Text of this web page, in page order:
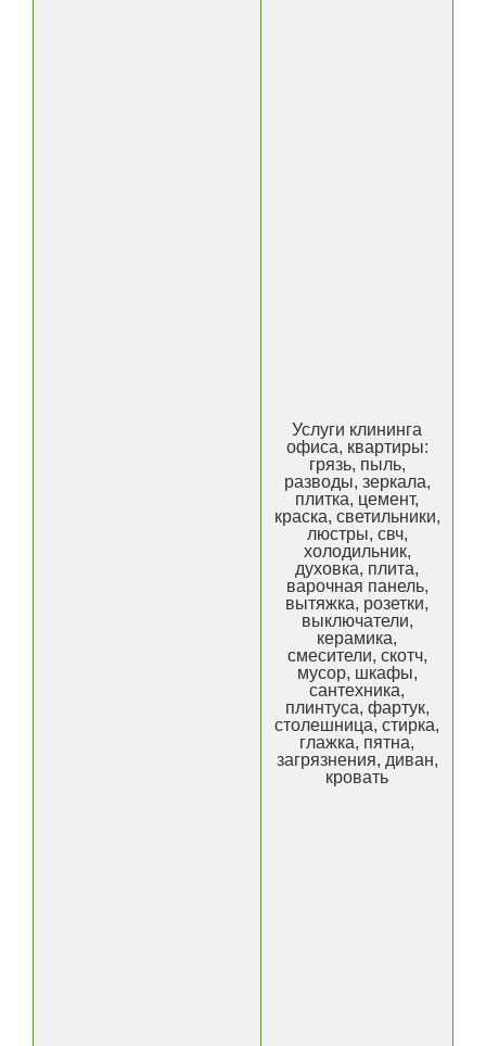
Услуги клининга
офиса, квартиры:
грязь, пыль,
разводы, зеркала,
плитка, цемент,
краска, светильники,
люстры, свч,
холодильник,
духовка, плита,
варочная панель,
вытяжка, розетки,
выключатели,
керамика,
смесители, скотч,
мусор, шкафы,
сантехника,
плинтуса, фартук,
столешница, стирка,
глажка, пятна,
загрязнения, диван,
кровать